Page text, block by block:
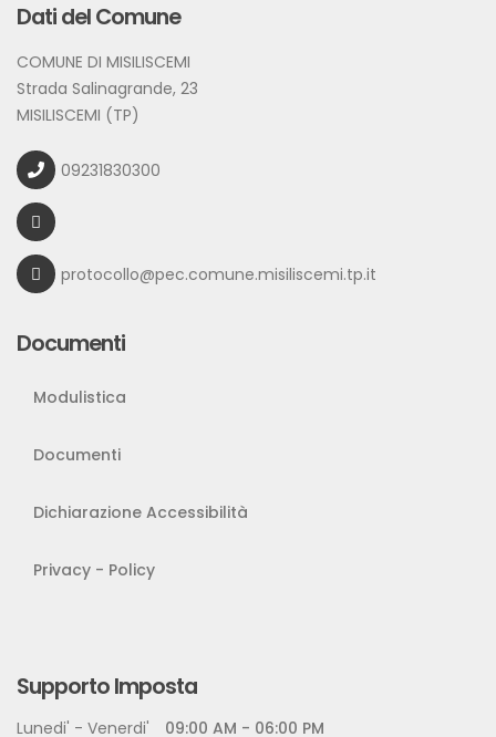
Dati del Comune
COMUNE DI MISILISCEMI
Strada Salinagrande, 23
MISILISCEMI (TP)
09231830300
protocollo@pec.comune.misiliscemi.tp.it
Documenti
Modulistica
Documenti
Dichiarazione Accessibilità
Privacy - Policy
Supporto Imposta
Lunedi' - Venerdi' 09:00 AM - 06:00 PM